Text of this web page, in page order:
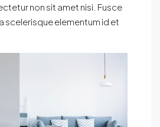
non sit amet nisi. Fusce
scelerisque elementum id et